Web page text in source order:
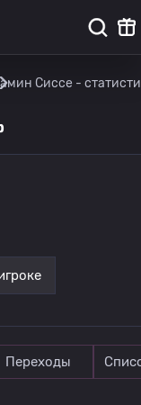
Сиссе -
Переходы